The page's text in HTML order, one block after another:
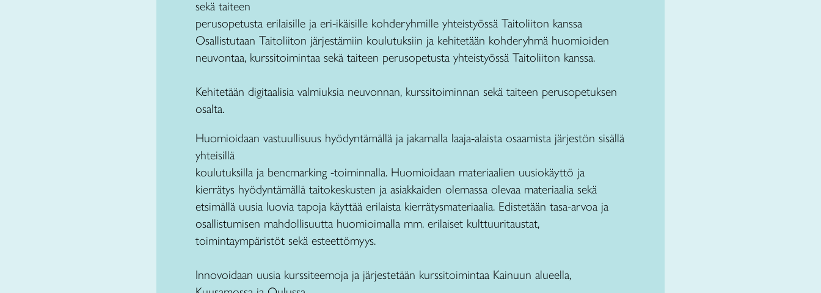
sekä taiteen
perusopetusta erilaisille ja eri-ikäisille kohderyhmille yhteistyössä Taitoliiton kanssa
Osallistutaan Taitoliiton järjestämiin koulutuksiin ja kehitetään kohderyhmä huomioiden
neuvontaa, kurssitoimintaa sekä taiteen perusopetusta yhteistyössä Taitoliiton kanssa.
Kehitetään digitaalisia valmiuksia neuvonnan, kurssitoiminnan sekä taiteen perusopetuksen
osalta.
Huomioidaan vastuullisuus hyödyntämällä ja jakamalla laaja-alaista osaamista järjestön sisällä
yhteisillä
koulutuksilla ja bencmarking -toiminnalla. Huomioidaan materiaalien uusiokäyttö ja
kierrätys hyödyntämällä taitokeskusten ja asiakkaiden olemassa olevaa materiaalia sekä
etsimällä uusia luovia tapoja käyttää erilaista kierrätysmateriaalia. Edistetään tasa-arvoa ja
osallistumisen mahdollisuutta huomioimalla mm. erilaiset kulttuuritaustat,
toimintaympäristöt sekä esteettömyys.
Innovoidaan uusia kurssiteemoja ja järjestetään kurssitoimintaa Kainuun alueella,